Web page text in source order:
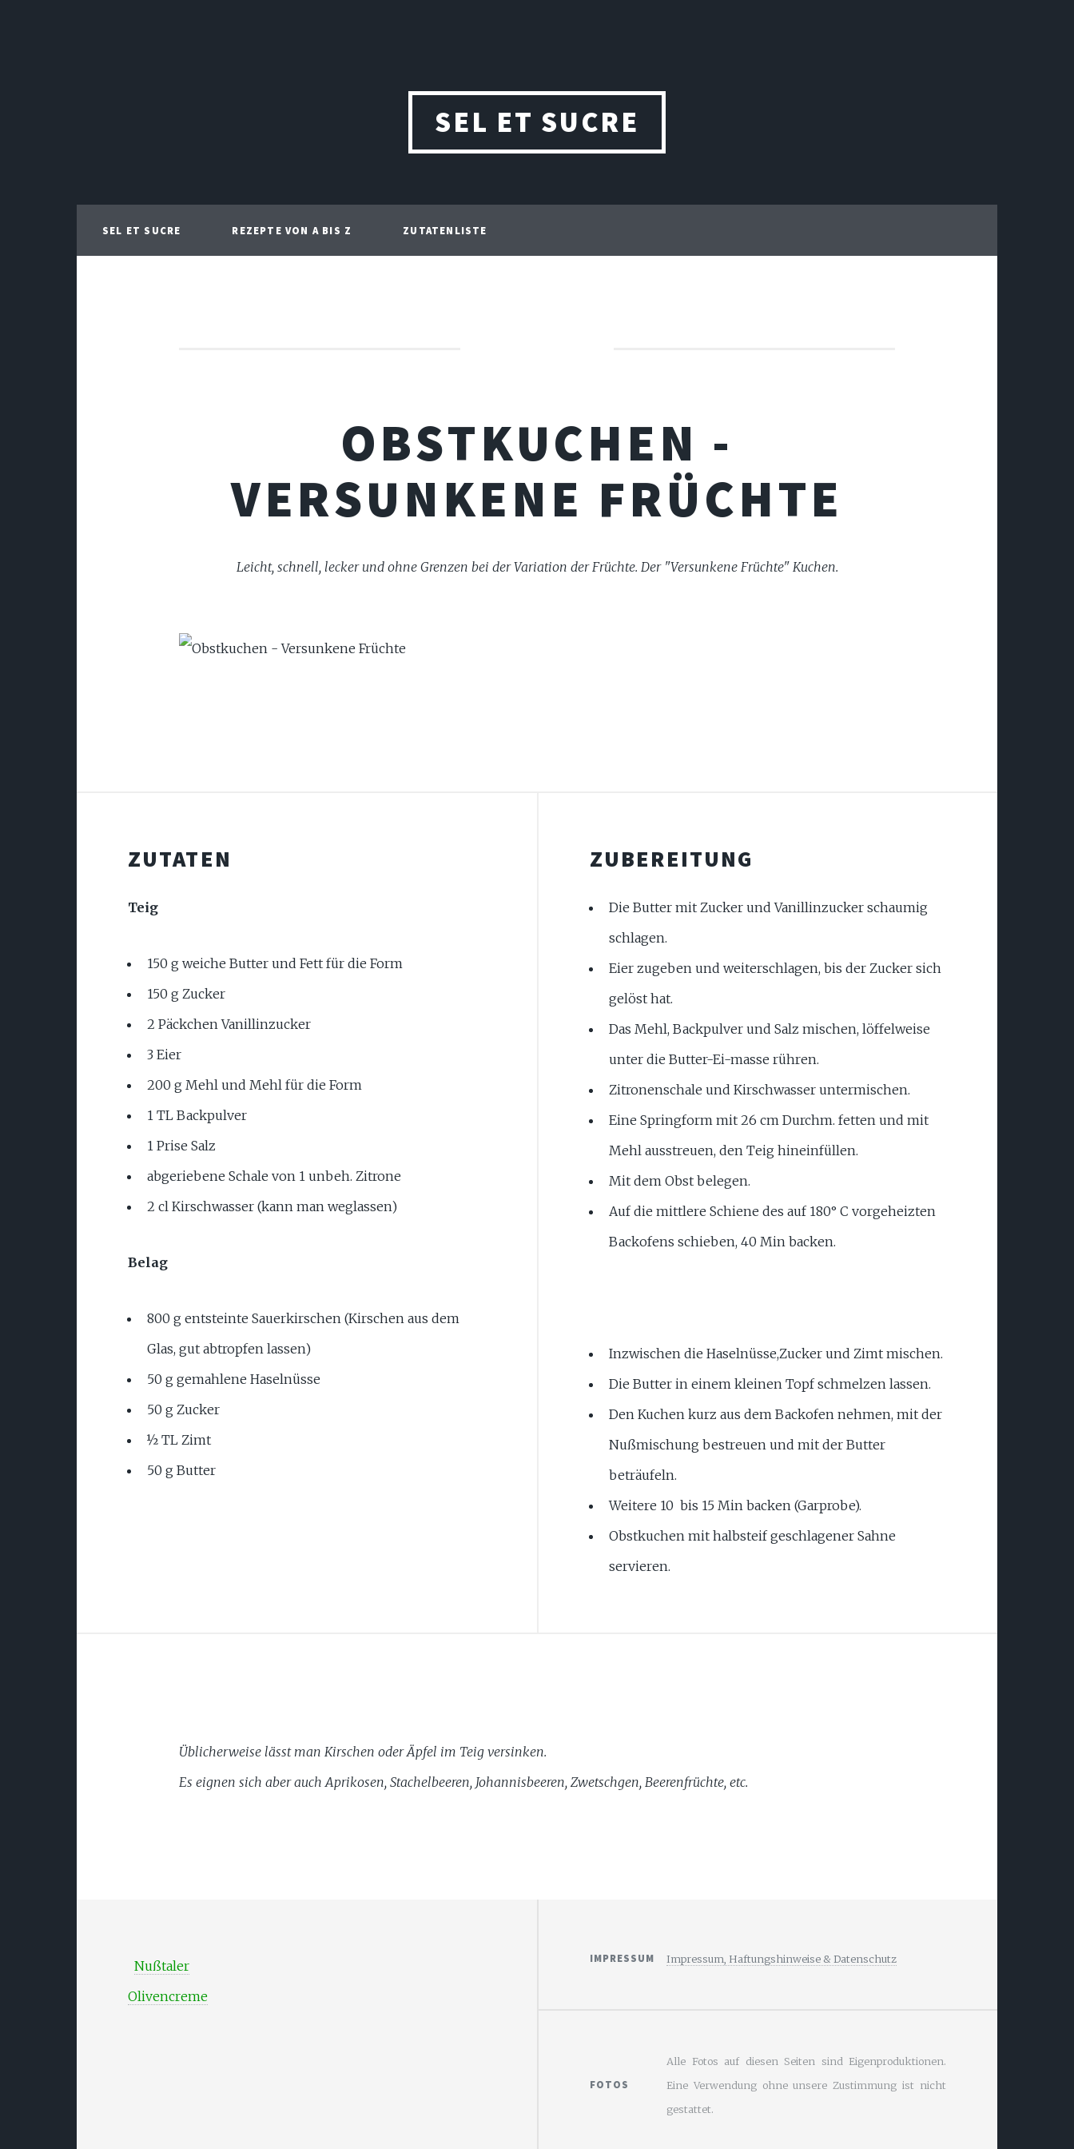
SEL ET SUCRE
SEL ET SUCRE REZEPTE VON A BIS Z ZUTATENLISTE
OBSTKUCHEN -
VERSUNKENE FRÜCHTE
Leicht, schnell, lecker und ohne Grenzen bei der Variation der Früchte. Der "Versunkene Früchte" Kuchen.
ZUTATEN
Teig
150 g weiche Butter und Fett für die Form
150 g Zucker
2 Päckchen Vanillinzucker
3 Eier
200 g Mehl und Mehl für die Form
1 TL Backpulver
1 Prise Salz
abgeriebene Schale von 1 unbeh. Zitrone
2 cl Kirschwasser (kann man weglassen)
Belag
800 g entsteinte Sauerkirschen (Kirschen aus dem
Glas, gut abtropfen lassen)
50 g gemahlene Haselnüsse
50 g Zucker
½ TL Zimt
50 g Butter
ZUBEREITUNG
Die Butter mit Zucker und Vanillinzucker schaumig
schlagen.
Eier zugeben und weiterschlagen, bis der Zucker sich
gelöst hat.
Das Mehl, Backpulver und Salz mischen, löffelweise
unter die Butter-Ei-masse rühren.
Zitronenschale und Kirschwasser untermischen.
Eine Springform mit 26 cm Durchm. fetten und mit
Mehl ausstreuen, den Teig hineinfüllen.
Mit dem Obst belegen.
Auf die mittlere Schiene des auf 180° C vorgeheizten
Backofens schieben, 40 Min backen.
Inzwischen die Haselnüsse,Zucker und Zimt mischen.
Die Butter in einem kleinen Topf schmelzen lassen.
Den Kuchen kurz aus dem Backofen nehmen, mit der
Nußmischung bestreuen und mit der Butter
beträufeln.
Weitere 10 bis 15 Min backen (Garprobe).
Obstkuchen mit halbsteif geschlagener Sahne
servieren.
Üblicherweise lässt man Kirschen oder Äpfel im Teig versinken.
Es eignen sich aber auch Aprikosen, Stachelbeeren, Johannisbeeren, Zwetschgen, Beerenfrüchte, etc.
Nußtaler
Olivencreme
IMPRESSUM Impressum, Haftungshinweise & Datenschutz
FOTOS
Alle Fotos auf diesen Seiten sind Eigenproduktionen.
Eine Verwendung ohne unsere Zustimmung ist nicht
gestattet.